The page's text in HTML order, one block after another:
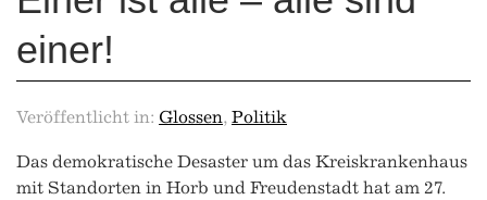
einer!
Veröffentlicht in: Glossen, Politik
Das demokratische Desaster um das Kreiskrankenhaus
mit Standorten in Horb und Freudenstadt hat am 27.